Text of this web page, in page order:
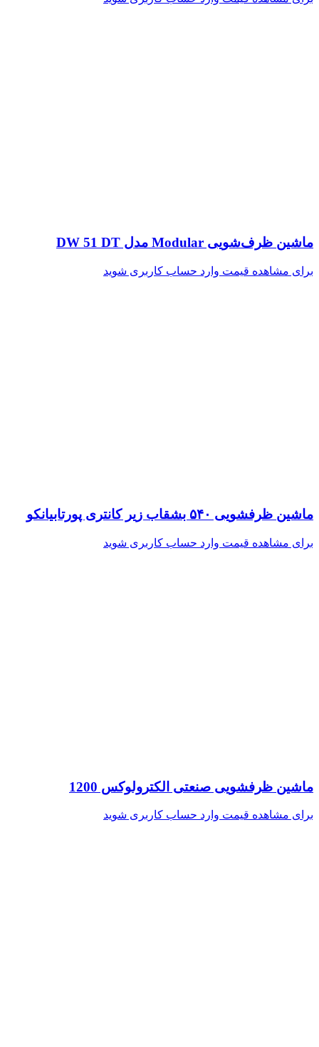
ماشین ظرف‌شویی Modular مدل DW 51 DT
برای مشاهده قیمت وارد حساب کاربری شوید
ماشین ظرفشویی ۵۴۰ بشقاب زیر کانتری پورتابیانکو
برای مشاهده قیمت وارد حساب کاربری شوید
ماشین ظرفشویی صنعتی الکترولوکس 1200
برای مشاهده قیمت وارد حساب کاربری شوید